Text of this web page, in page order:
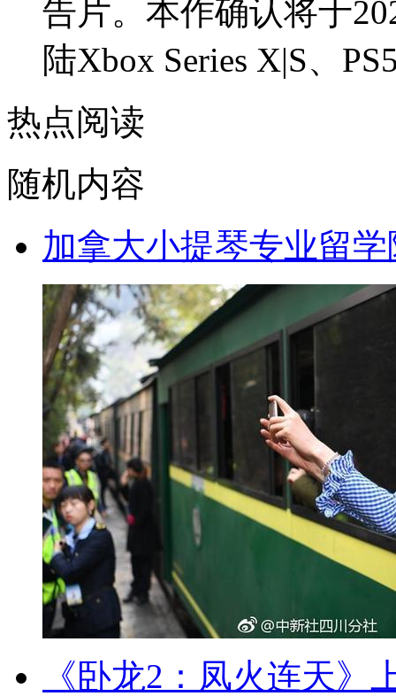
告片。本作确认将于
陆Xbox Series X|S、
热点阅读
随机内容
加拿大小提琴专业留
《卧龙2：凤火连天》